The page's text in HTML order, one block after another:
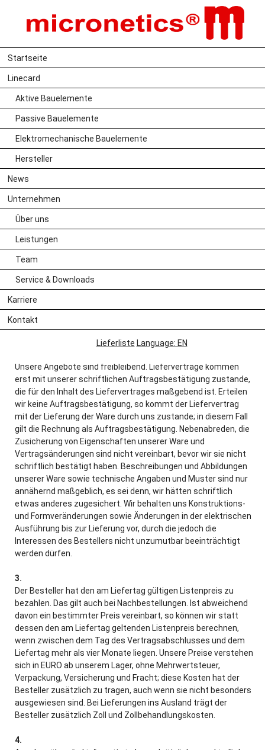
überspringen
Startseite
überspringen
Linecard
Aktive Bauelemente
Passive Bauelemente
Elektromechanische Bauelemente
Hersteller
News
Unternehmen
Über uns
Leistungen
Team
Service & Downloads
Karriere
Kontakt
Lieferliste Language: EN
Unsere AGB als PDF zum
Download
AGB_micronetics.pdf
Allgemeine
Geschäftsbedingungen
1.
Diese Geschäftsbedingungen gelten für die gesamte
Geschäftsverbindung mit dem Besteller, auch wenn bei
späteren Geschäften nicht mehr auf sie Bezug genommen
wird. Sie gelten auch, wenn der Besteller in seinem Auftrag
oder in sonstiger Weise auf andere Bedingungen verweist, es
sei denn, wir hätten diesen schriftlich zugestimmt; in der
Lieferung durch uns liegt keine Zustimmung. Mündliche und
telefonische Bestellungen gelten als zu diesen
Geschäftsbedingungen erteilt.
Unsere Angebote sind freibleibend. Lieferverträge kommen
erst mit unserer schriftlichen Auftragsbestätigung zustande,
die für den Inhalt des Liefervertrages maßgebend ist. Erteilen
wir keine Auftragsbestätigung, so kommt der Liefervertrag
mit der Lieferung der Ware durch uns zustande; in diesem Fall
gilt die Rechnung als Auftragsbestätigung. Nebenabreden, die
Zusicherung von Eigenschaften unserer Ware und
Vertragsänderungen sind nicht vereinbart, bevor wir sie nicht
schriftlich bestätigt haben. Beschreibungen und Abbildungen
unserer Ware sowie technische Angaben und Muster sind nur
annähernd maßgeblich, es sei denn, wir hätten schriftlich
etwas anderes zugesichert. Wir behalten uns Konstruktions-
und Formveränderungen sowie Änderungen in der elektrischen
Ausführung bis zur Lieferung vor, durch die jedoch die
Interessen des Bestellers nicht unzumutbar beeinträchtigt
werden dürfen.
3.
Der Besteller hat den am Liefertag gültigen Listenpreis zu
bezahlen. Das gilt auch bei Nachbestellungen. Ist abweichend
davon ein bestimmter Preis vereinbart, so können wir statt
dessen den am Liefertag geltenden Listenpreis berechnen,
wenn zwischen dem Tag des Vertragsabschlusses und dem
Liefertag mehr als vier Monate liegen. Unsere Preise verstehen
sich in EURO ab unserem Lager, ohne Mehrwertsteuer,
Verpackung, Versicherung und Fracht; diese Kosten hat der
Besteller zusätzlich zu tragen, auch wenn sie nicht besonders
ausgewiesen sind. Bei Lieferungen ins Ausland trägt der
Besteller zusätzlich Zoll und Zollbehandlungskosten.
4.